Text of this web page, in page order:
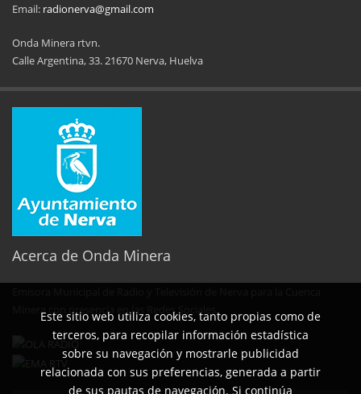
11ª Feria del Jamón 34 Memorial
29 de Mayo de 2025 31 de Mayo
Email: radionerva@gmail.com
Onda Minera rtvn.
Calle Argentina, 33. 21670 Nerva, Huelva
Acerca de Onda Minera
Minera con presencia en las Redes Sociales.
Este sitio web utiliza cookies, tanto propias como de
terceros, para recopilar información estadística
sobre su navegación y mostrarle publicidad
relacionada con sus preferencias, generada a partir
de sus pautas de navegación. Si continúa